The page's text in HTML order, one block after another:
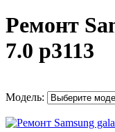
Ремонт
7.0 p3113
Модель: